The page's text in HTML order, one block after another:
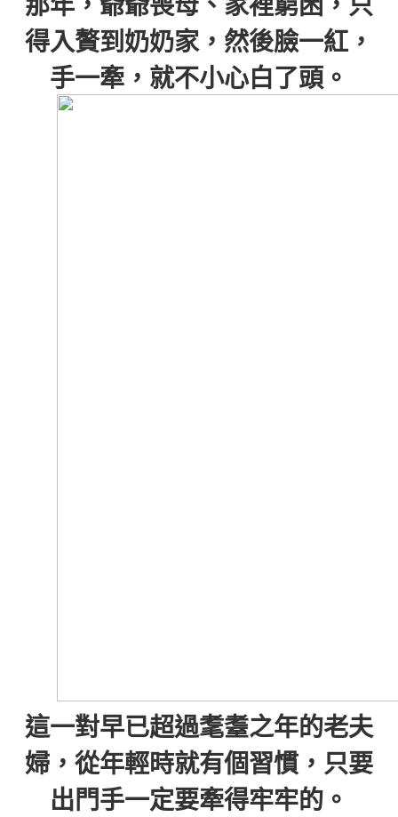
那年，爺爺喪母、家裡窮困，只
得入贅到奶奶家，然後臉一紅，
手一牽，就不小心白了頭。
這一對早已超過耄耋之年的老夫
婦，從年輕時就有個習慣，只要
出門手一定要牽得牢牢的。